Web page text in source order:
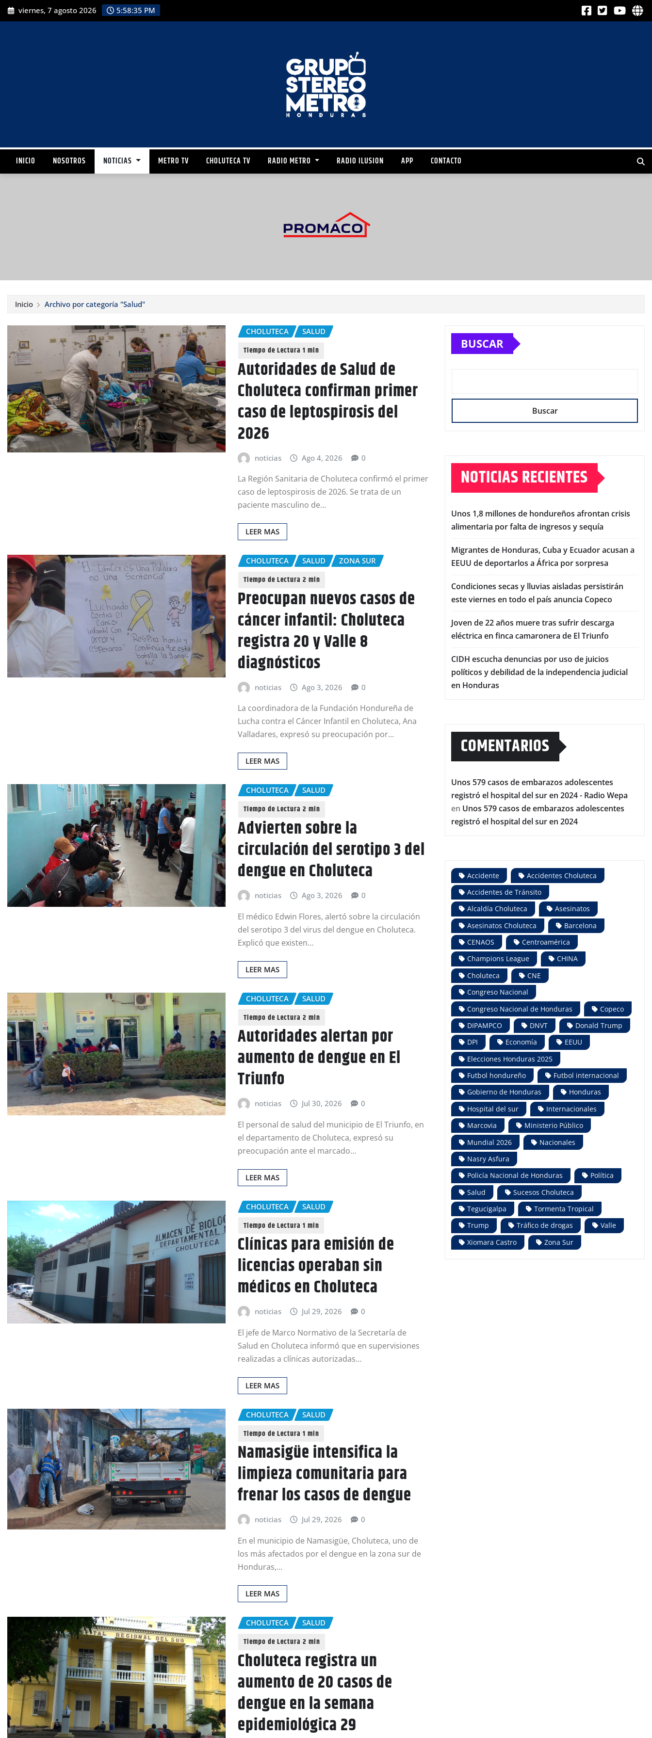
viernes, 7 agosto 2026 5:58:36 PM
INICIO NOSOTROS NOTICIAS METRO TV CHOLUTECA TV RADIO METRO RADIO ILUSION APP CONTACTO
Inicio Archivo por categoría "Salud"
CHOLUTECA SALUD
Autoridades de Salud de
Choluteca confirman primer
caso de leptospirosis del
2026
noticias Ago 4, 2026 0
La Región Sanitaria de Choluteca confirmó el primer
caso de leptospirosis de 2026. Se trata de un
paciente masculino de…
LEER MAS
CHOLUTECA SALUD ZONA SUR
Preocupan nuevos casos de
cáncer infantil: Choluteca
registra 20 y Valle 8
diagnósticos
noticias Ago 3, 2026 0
La coordinadora de la Fundación Hondureña de
Lucha contra el Cáncer Infantil en Choluteca, Ana
Valladares, expresó su preocupación por…
LEER MAS
CHOLUTECA SALUD
Advierten sobre la
circulación del serotipo 3 del
dengue en Choluteca
noticias Ago 3, 2026 0
El médico Edwin Flores, alertó sobre la circulación
del serotipo 3 del virus del dengue en Choluteca.
Explicó que existen…
LEER MAS
CHOLUTECA SALUD
Autoridades alertan por
aumento de dengue en El
Triunfo
noticias Jul 30, 2026 0
El personal de salud del municipio de El Triunfo, en
el departamento de Choluteca, expresó su
preocupación ante el marcado…
LEER MAS
CHOLUTECA SALUD
Clínicas para emisión de
licencias operaban sin
médicos en Choluteca
noticias Jul 29, 2026 0
El jefe de Marco Normativo de la Secretaría de
Salud en Choluteca informó que en supervisiones
realizadas a clínicas autorizadas…
LEER MAS
CHOLUTECA SALUD
Namasigüe intensifica la
limpieza comunitaria para
frenar los casos de dengue
noticias Jul 29, 2026 0
En el municipio de Namasigüe, Choluteca, uno de
los más afectados por el dengue en la zona sur de
Honduras,…
LEER MAS
CHOLUTECA SALUD
Choluteca registra un
aumento de 20 casos de
dengue en la semana
epidemiológica 29
BUSCAR
Buscar
NOTICIAS RECIENTES
Unos 1,8 millones de hondureños afrontan crisis
alimentaria por falta de ingresos y sequía
Migrantes de Honduras, Cuba y Ecuador acusan a
EEUU de deportarlos a África por sorpresa
Condiciones secas y lluvias aisladas persistirán
este viernes en todo el país anuncia Copeco
Joven de 22 años muere tras sufrir descarga
eléctrica en finca camaronera de El Triunfo
CIDH escucha denuncias por uso de juicios
políticos y debilidad de la independencia judicial
en Honduras
COMENTARIOS
Unos 579 casos de embarazos adolescentes
registró el hospital del sur en 2024 - Radio Wepa
en Unos 579 casos de embarazos adolescentes
registró el hospital del sur en 2024
Accidente
Accidentes Choluteca
Accidentes de Tránsito
Alcaldía Choluteca
Asesinatos
Asesinatos Choluteca
Barcelona
CENAOS
Centroamérica
Champions League
CHINA
Choluteca
CNE
Congreso Nacional
Congreso Nacional de Honduras
Copeco
DIPAMPCO
DNVT
Donald Trump
DPI
Economía
EEUU
Elecciones Honduras 2025
Futbol hondureño
Futbol internacional
Gobierno de Honduras
Honduras
Hospital del sur
Internacionales
Marcovia
Ministerio Público
Mundial 2026
Nacionales
Nasry Asfura
Policía Nacional de Honduras
Política
Salud
Sucesos Choluteca
Tegucigalpa
Tormenta Tropical
Trump
Tráfico de drogas
Valle
Xiomara Castro
Zona Sur